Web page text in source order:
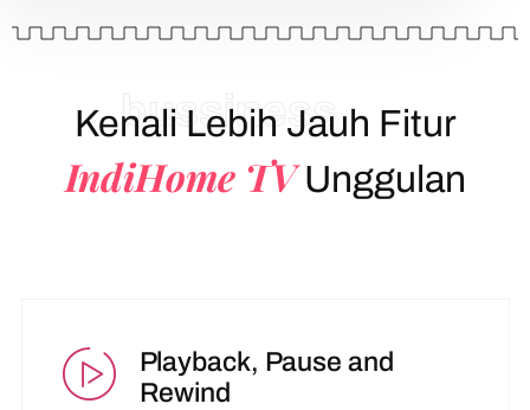
bussiness
Kenali Lebih Jauh Fitur
IndiHome TVUnggulan
Playback, Pause and
Rewind